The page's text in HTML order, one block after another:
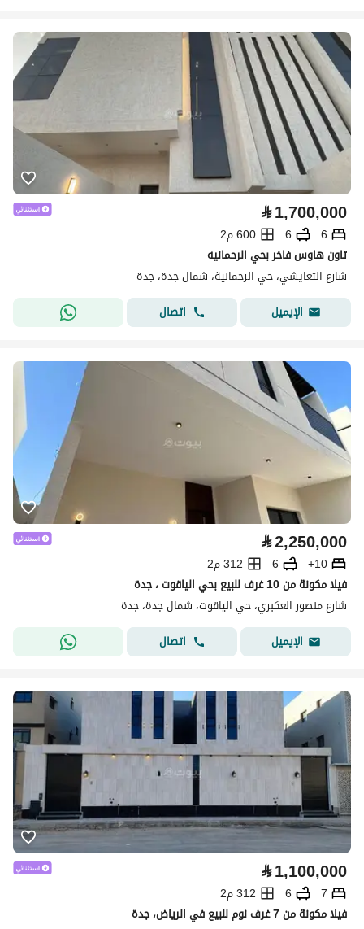
⃁1,700,000
6
6
600 م2
تاون هاوس فاخر بحي الرحمانيه
شارع التعايشي، حي الرحمانية، شمال جدة، جدة
الإيميل
اتصال
⃁2,250,000
10+
6
312 م2
فيلا مكونة من 10 غرف للبيع بحي الياقوت ، جدة
شارع منصور العكبري، حي الياقوت، شمال جدة، جدة
الإيميل
اتصال
⃁1,100,000
7
6
312 م2
فيلا مكونة من 7 غرف نوم للبيع في الرياض، جدة